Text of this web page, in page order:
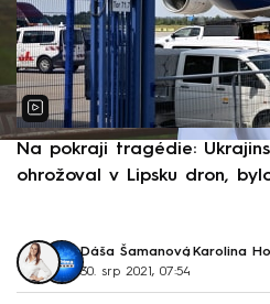
Na pokraji tragédie:
ohrožoval v Lipsku dron,
Dáša Šamanová, Karolina
30. srp 2021, 07:54